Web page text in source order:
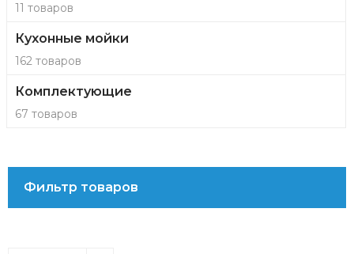
11 товаров
Кухонные мойки
162 товаров
Комплектующие
67 товаров
Фильтр товаров